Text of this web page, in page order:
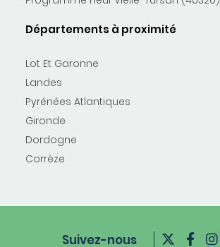
Départements à proximité
Lot Et Garonne
Landes
Pyrénées Atlantiques
Gironde
Dordogne
Corrèze
Suivez-nous